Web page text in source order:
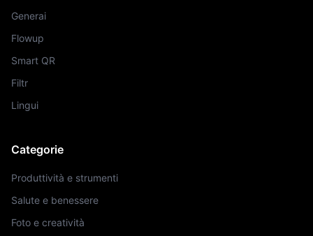
Generai
Flowup
Smart QR
Filtr
Lingui
Categorie
Produttività e strumenti
Salute e benessere
Foto e creatività